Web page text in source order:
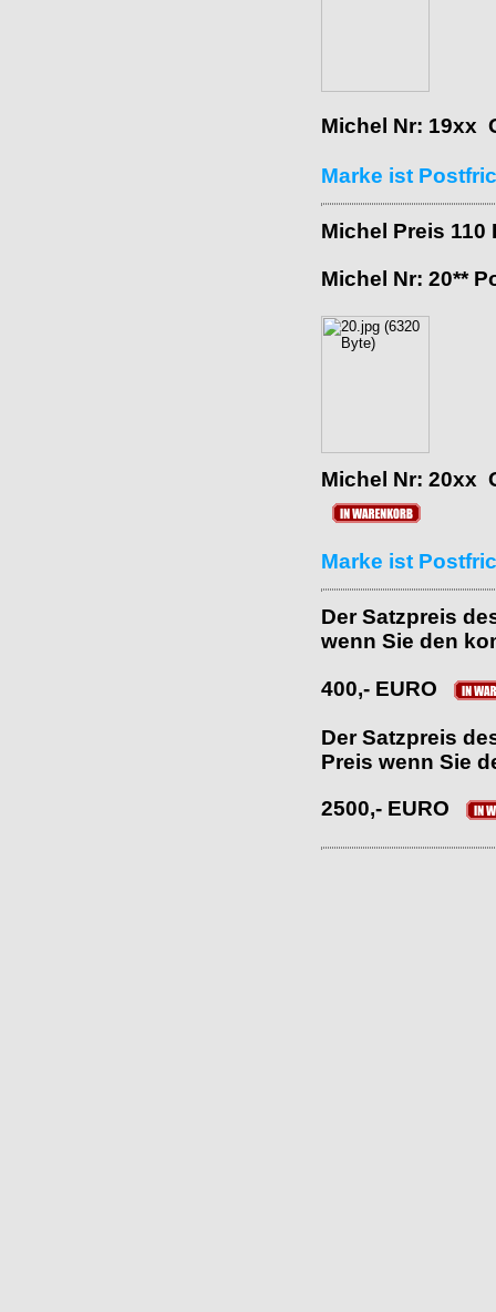
Michel Nr: 19xx
Marke ist
Michel Preis
Michel Nr: 20**
Michel Nr: 20xx
Marke ist
Der Satzpreis
wenn Sie den
400,- EURO
Der Satzpreis
Preis wenn Sie
2500,- EURO